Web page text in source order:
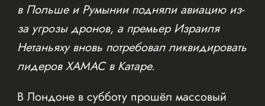
в Польше и Румынии подняли авиацию из-
за угрозы дронов, а премьер Израиля
Нетаньяху вновь потребовал ликвидировать
лидеров ХАМАС в Катаре.
В Лондоне в субботу прошёл массовый